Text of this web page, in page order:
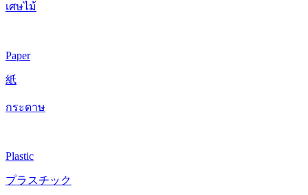
เศษไม้
Paper
紙
กระดาษ
Plastic
プラスチック